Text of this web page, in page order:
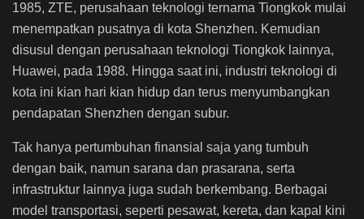
1985, ZTE, perusahaan teknologi ternama Tiongkok mulai
menempatkan pusatnya di kota Shenzhen. Kemudian
disusul dengan perusahaan teknologi Tiongkok lainnya,
Huawei, pada 1988. Hingga saat ini, industri teknologi di
kota ini kian hari kian hidup dan terus menyumbangkan
pendapatan Shenzhen dengan subur.
Tak hanya pertumbuhan finansial saja yang tumbuh
dengan baik, namun sarana dan prasarana, serta
infrastruktur lainnya juga sudah berkembang. Berbagai
model transportasi, seperti pesawat, kereta, dan kapal kini